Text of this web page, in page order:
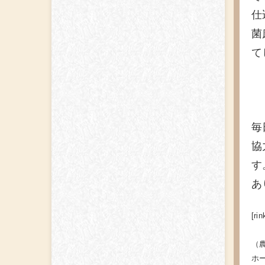
仕
菌
て
毎
協
す
あ
（
ホ